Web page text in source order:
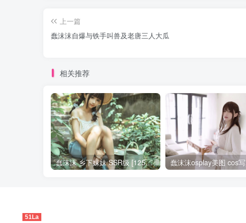
上一篇
蠢沫沫自爆与铁手叫兽及老唐三人大瓜
相关推荐
蠢沫沫 乡下妹妹 SSR级 [125P-1.24GB]全部作品点我下载
51La